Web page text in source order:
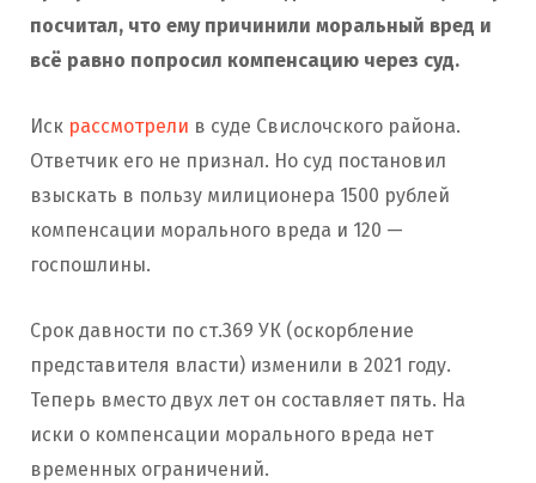
посчитал, что ему причинили моральный вред и
всё равно попросил компенсацию через суд.
Иск рассмотрели в суде Свислочского района.
Ответчик его не признал. Но суд постановил
взыскать в пользу милиционера 1500 рублей
компенсации морального вреда и 120 —
госпошлины.
Срок давности по ст.369 УК (оскорбление
представителя власти) изменили в 2021 году.
Теперь вместо двух лет он составляет пять. На
иски о компенсации морального вреда нет
временных ограничений.